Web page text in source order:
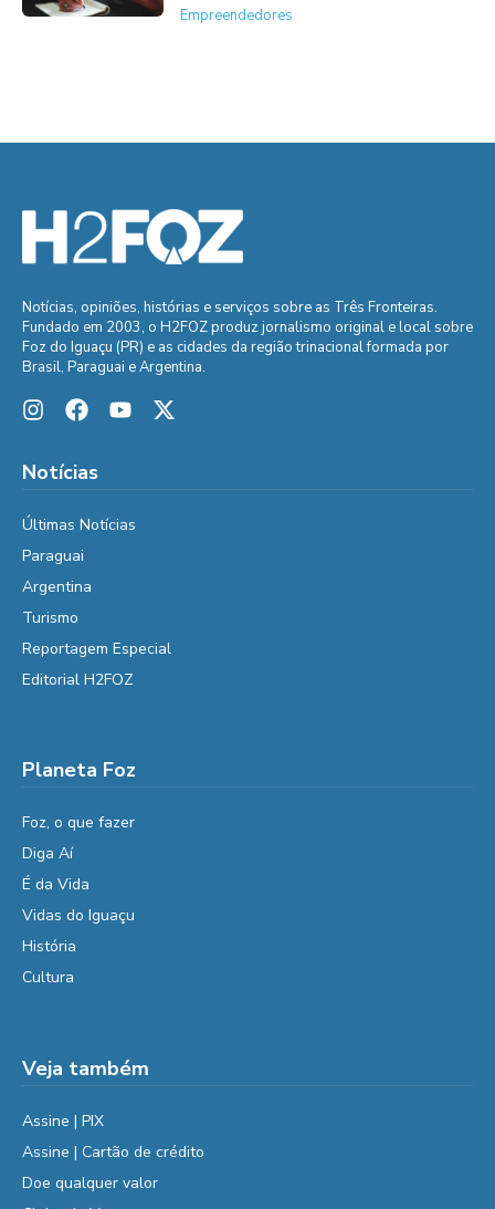
Empreendedores
Notícias, opiniões, histórias e serviços sobre as Três Fronteiras.
Fundado em 2003, o H2FOZ produz jornalismo original e local sobre
Foz do Iguaçu (PR) e as cidades da região trinacional formada por
Brasil, Paraguai e Argentina.
Notícias
Últimas Notícias
Paraguai
Argentina
Turismo
Reportagem Especial
Editorial H2FOZ
Planeta Foz
Foz, o que fazer
Diga Aí
É da Vida
Vidas do Iguaçu
História
Cultura
Veja também
Assine | PIX
Assine | Cartão de crédito
Doe qualquer valor